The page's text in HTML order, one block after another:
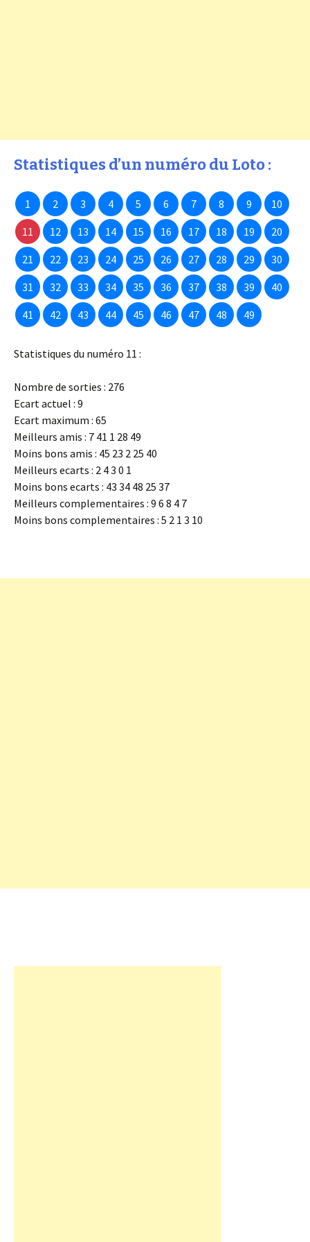
Statistiques d’un numéro du Loto :
1 2 3 4 5 6 7 8 9
10
11
12 13 14 15 16 17 18 19
20
21
22 23 24 25 26 27 28 29
30
31
32 33 34 35 36 37 38 39
40
41
42 43 44 45 46 47 48 49
Statistiques du numéro 11 :
Nombre de sorties : 276
Ecart actuel : 9
Ecart maximum : 65
Meilleurs amis : 7 41 1 28 49
Moins bons amis : 45 23 2 25 40
Meilleurs ecarts : 2 4 3 0 1
Moins bons ecarts : 43 34 48 25 37
Meilleurs complementaires : 9 6 8 4 7
Moins bons complementaires : 5 2 1 3 10